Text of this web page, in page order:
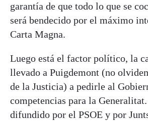
garantía de que todo lo que se
será bendecido por el máximo
Carta Magna.
Luego está el factor político, la
llevado a Puigdemont (no
de la Justicia) a pedirle al
competencias para la
difundido por el PSOE y por